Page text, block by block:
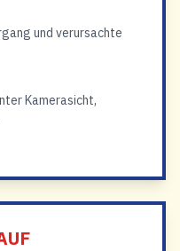
und verursachte
Kamerasicht,